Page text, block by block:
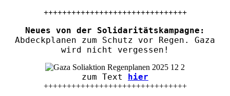
+++++++++++++++++++++++++++++++
Neues von der Solidaritätskampagne:
Abdeckplanen zum Schutz vor Regen. Gaza
wird nicht vergessen!
zum Text hier
+++++++++++++++++++++++++++++++